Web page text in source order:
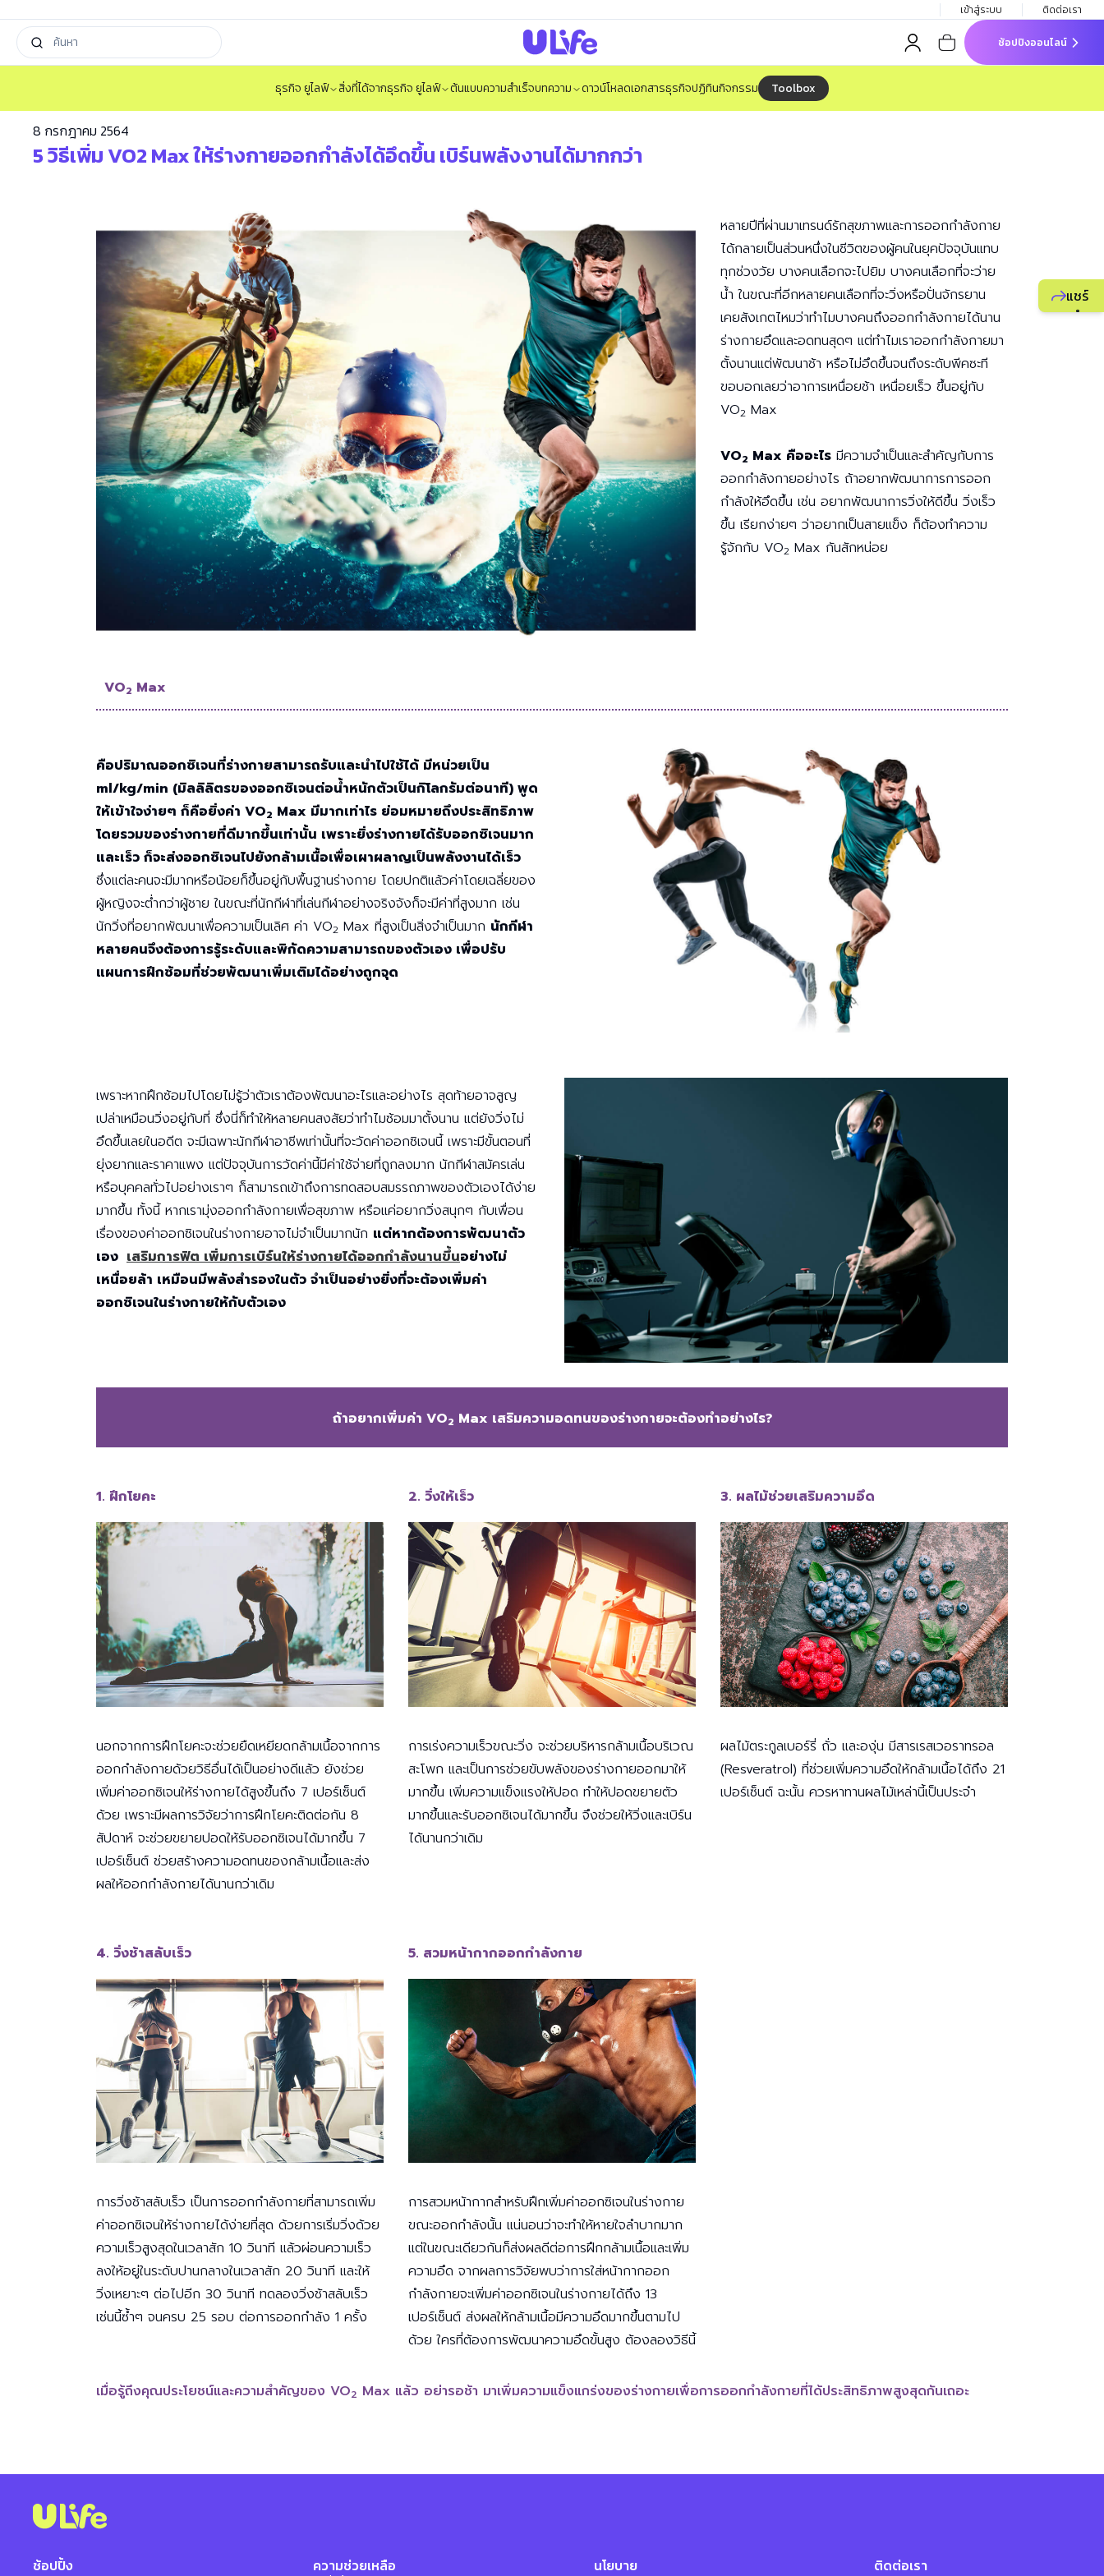
แชร์
แนะนำ
เข้าสู่ระบบ ติดต่อเรา
ช้อปปิงออนไลน์
ธุรกิจ ยูไลฟ์ สิ่งที่ได้จากธุรกิจ ยูไลฟ์ ต้นแบบความสำเร็จบทความ ดาวน์โหลดเอกสารธุรกิจปฏิทินกิจกรรม Toolbox
8 กรกฎาคม 2564
5 วิธีเพิ่ม VO2 Max ให้ร่างกายออกกำลังได้อึดขึ้น เบิร์นพลังงานได้มากกว่า
หลายปีที่ผ่านมาเทรนด์รักสุขภาพและการออกกำลังกาย
ได้กลายเป็นส่วนหนึ่งในชีวิตของผู้คนในยุคปัจจุบันแทบ
ทุกช่วงวัย บางคนเลือกจะไปยิม บางคนเลือกที่จะว่าย
น้ำ ในขณะที่อีกหลายคนเลือกที่จะวิ่งหรือปั่นจักรยาน
เคยสังเกตไหมว่าทำไมบางคนถึงออกกำลังกายได้นาน
ร่างกายอึดและอดทนสุดๆ แต่ทำไมเราออกกำลังกายมา
ตั้งนานแต่พัฒนาช้า หรือไม่อึดขึ้นจนถึงระดับพีคซะที
ขอบอกเลยว่าอาการเหนื่อยช้า เหนื่อยเร็ว ขึ้นอยู่กับ
VO2 Max
VO2 Max คืออะไร มีความจำเป็นและสำคัญกับการ
ออกกำลังกายอย่างไร ถ้าอยากพัฒนาการการออก
กำลังให้อึดขึ้น เช่น อยากพัฒนาการวิ่งให้ดีขึ้น วิ่งเร็ว
ขึ้น เรียกง่ายๆ ว่าอยากเป็นสายแข็ง ก็ต้องทำความ
รู้จักกับ VO2 Max กันสักหน่อย
VO2 Max
คือปริมาณออกซิเจนที่ร่างกายสามารถรับและนำไปใช้ได้ มีหน่วยเป็น
ml/kg/min (มิลลิลิตรของออกซิเจนต่อน้ำหนักตัวเป็นกิโลกรัมต่อนาที) พูด
ให้เข้าใจง่ายๆ ก็คือยิ่งค่า VO2 Max มีมากเท่าไร ย่อมหมายถึงประสิทธิภาพ
โดยรวมของร่างกายที่ดีมากขึ้นเท่านั้น เพราะยิ่งร่างกายได้รับออกซิเจนมาก
และเร็ว ก็จะส่งออกซิเจนไปยังกล้ามเนื้อเพื่อเผาผลาญเป็นพลังงานได้เร็ว
ซึ่งแต่ละคนจะมีมากหรือน้อยก็ขึ้นอยู่กับพื้นฐานร่างกาย โดยปกติแล้วค่าโดยเฉลี่ยของ
ผู้หญิงจะต่ำกว่าผู้ชาย ในขณะที่นักกีฬาที่เล่นกีฬาอย่างจริงจังก็จะมีค่าที่สูงมาก เช่น
นักวิ่งที่อยากพัฒนาเพื่อความเป็นเลิศ ค่า VO2 Max ที่สูงเป็นสิ่งจำเป็นมาก นักกีฬา
หลายคนจึงต้องการรู้ระดับและพิกัดความสามารถของตัวเอง เพื่อปรับ
แผนการฝึกซ้อมที่ช่วยพัฒนาเพิ่มเติมได้อย่างถูกจุด
เพราะหากฝึกซ้อมไปโดยไม่รู้ว่าตัวเราต้องพัฒนาอะไรและอย่างไร สุดท้ายอาจสูญ
เปล่าเหมือนวิ่งอยู่กับที่ ซึ่งนี่ก็ทำให้หลายคนสงสัยว่าทำไมซ้อมมาตั้งนาน แต่ยังวิ่งไม่
อึดขึ้นเลยในอดีต จะมีเฉพาะนักกีฬาอาชีพเท่านั้นที่จะวัดค่าออกซิเจนนี้ เพราะมีขั้นตอนที่
ยุ่งยากและราคาแพง แต่ปัจจุบันการวัดค่านี้มีค่าใช้จ่ายที่ถูกลงมาก นักกีฬาสมัครเล่น
หรือบุคคลทั่วไปอย่างเราๆ ก็สามารถเข้าถึงการทดสอบสมรรถภาพของตัวเองได้ง่าย
มากขึ้น ทั้งนี้ หากเรามุ่งออกกำลังกายเพื่อสุขภาพ หรือแค่อยากวิ่งสนุกๆ กับเพื่อน
เรื่องของค่าออกซิเจนในร่างกายอาจไม่จำเป็นมากนัก แต่หากต้องการพัฒนาตัว
เอง เสริมการฟิต เพิ่มการเบิร์นให้ร่างกายได้ออกกำลังนานขึ้นอย่างไม่
เหนื่อยล้า เหมือนมีพลังสำรองในตัว จำเป็นอย่างยิ่งที่จะต้องเพิ่มค่า
ออกซิเจนในร่างกายให้กับตัวเอง
ถ้าอยากเพิ่มค่า VO2 Max เสริมความอดทนของร่างกายจะต้องทำอย่างไร?
1. ฝึกโยคะ
นอกจากการฝึกโยคะจะช่วยยืดเหยียดกล้ามเนื้อจากการ
ออกกำลังกายด้วยวิธีอื่นได้เป็นอย่างดีแล้ว ยังช่วย
เพิ่มค่าออกซิเจนให้ร่างกายได้สูงขึ้นถึง 7 เปอร์เซ็นต์
ด้วย เพราะมีผลการวิจัยว่าการฝึกโยคะติดต่อกัน 8
สัปดาห์ จะช่วยขยายปอดให้รับออกซิเจนได้มากขึ้น 7
เปอร์เซ็นต์ ช่วยสร้างความอดทนของกล้ามเนื้อและส่ง
ผลให้ออกกำลังกายได้นานกว่าเดิม
2. วิ่งให้เร็ว
การเร่งความเร็วขณะวิ่ง จะช่วยบริหารกล้ามเนื้อบริเวณ
สะโพก และเป็นการช่วยขับพลังของร่างกายออกมาให้
มากขึ้น เพิ่มความแข็งแรงให้ปอด ทำให้ปอดขยายตัว
มากขึ้นและรับออกซิเจนได้มากขึ้น จึงช่วยให้วิ่งและเบิร์น
ได้นานกว่าเดิม
3. ผลไม้ช่วยเสริมความอึด
ผลไม้ตระกูลเบอร์รี่ ถั่ว และองุ่น มีสารเรสเวอราทรอล
(Resveratrol) ที่ช่วยเพิ่มความอึดให้กล้ามเนื้อได้ถึง 21
เปอร์เซ็นต์ ฉะนั้น ควรหาทานผลไม้เหล่านี้เป็นประจำ
4. วิ่งช้าสลับเร็ว
การวิ่งช้าสลับเร็ว เป็นการออกกำลังกายที่สามารถเพิ่ม
ค่าออกซิเจนให้ร่างกายได้ง่ายที่สุด ด้วยการเริ่มวิ่งด้วย
ความเร็วสูงสุดในเวลาสัก 10 วินาที แล้วผ่อนความเร็ว
ลงให้อยู่ในระดับปานกลางในเวลาสัก 20 วินาที และให้
วิ่งเหยาะๆ ต่อไปอีก 30 วินาที ทดลองวิ่งช้าสลับเร็ว
เช่นนี้ซ้ำๆ จนครบ 25 รอบ ต่อการออกกำลัง 1 ครั้ง
5. สวมหน้ากากออกกำลังกาย
การสวมหน้ากากสำหรับฝึกเพิ่มค่าออกซิเจนในร่างกาย
ขณะออกกำลังนั้น แน่นอนว่าจะทำให้หายใจลำบากมาก
แต่ในขณะเดียวกันก็ส่งผลดีต่อการฝึกกล้ามเนื้อและเพิ่ม
ความอึด จากผลการวิจัยพบว่าการใส่หน้ากากออก
กำลังกายจะเพิ่มค่าออกซิเจนในร่างกายได้ถึง 13
เปอร์เซ็นต์ ส่งผลให้กล้ามเนื้อมีความอึดมากขึ้นตามไป
ด้วย ใครที่ต้องการพัฒนาความอึดขั้นสูง ต้องลองวิธีนี้
เมื่อรู้ถึงคุณประโยชน์และความสำคัญของ VO2 Max แล้ว อย่ารอช้า มาเพิ่มความแข็งแกร่งของร่างกายเพื่อการออกกำลังกายที่ได้ประสิทธิภาพสูงสุดกันเถอะ
ช้อปปิ้ง ความช่วยเหลือ นโยบาย ติดต่อเรา